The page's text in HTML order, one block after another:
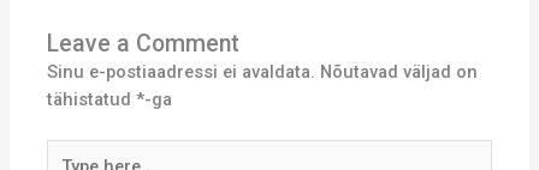
Leave a Comment
Sinu e-postiaadressi ei avaldata. Nõutavad väljad on
tähistatud*-ga